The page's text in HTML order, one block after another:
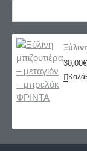
30,00€